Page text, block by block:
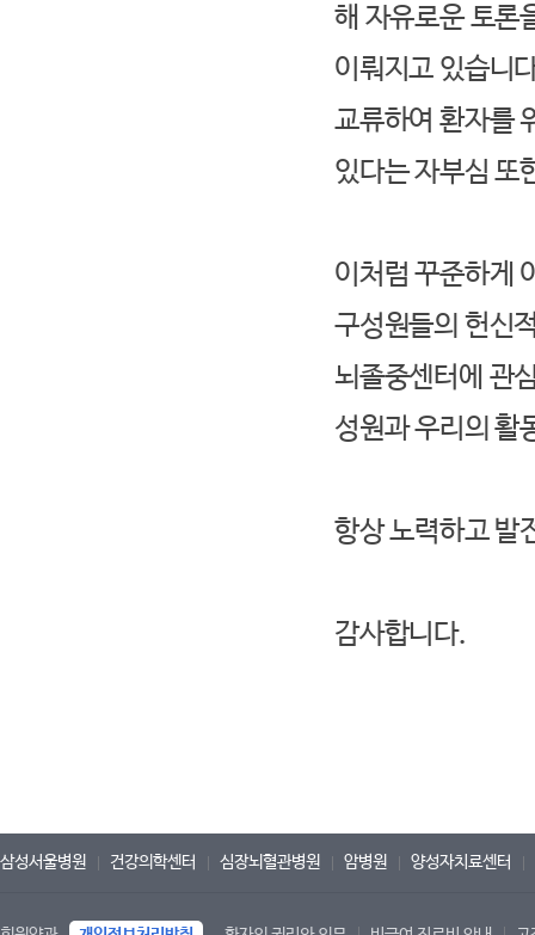
해 자유로운 토론
이뤄지고 있습니
교류하여 환자를
있다는 자부심 또
이처럼 꾸준하게
구성원들의 헌신
뇌졸중센터에 관
성원과 우리의 활
항상 노력하고 발
감사합니다.
삼성서울병원 건강의학센터 심장뇌혈관병원 암병원 양성자치료센터